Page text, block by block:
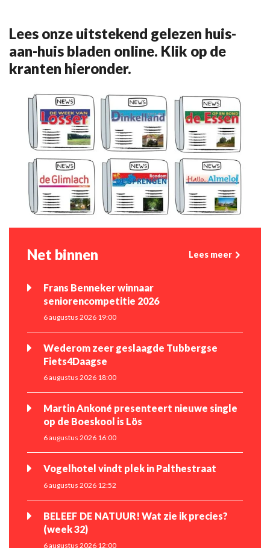
Lees onze uitstekend gelezen huis-
aan-huis bladen online. Klik op de
kranten hieronder.
Net binnen Lees meer
Frans Benneker winnaar
seniorencompetitie 2026
6 augustus 2026 19:00
Wederom zeer geslaagde Tubbergse
Fiets4Daagse
6 augustus 2026 18:00
Martin Ankoné presenteert nieuwe single
op de Boeskool is Lös
6 augustus 2026 16:00
Vogelhotel vindt plek in Palthestraat
6 augustus 2026 12:52
BELEEF DE NATUUR! Wat zie ik precies?
(week 32)
6 augustus 2026 12:00